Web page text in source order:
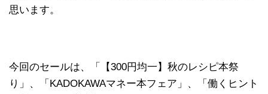
思います。
今回のセールは、「【300円均一】秋のレシピ本祭
り」、「KADOKAWAマネー本フェア」、「働くヒント